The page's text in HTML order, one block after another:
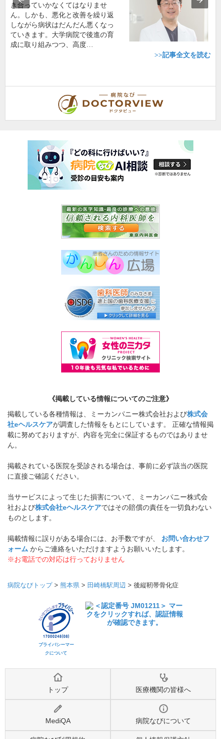
き合っていかなくてはなりませ
ん。しかも、悪化と改善を繰り返
しながら病状はだんだん悪くなっ
ていきます。大学病院で後進の育
成に取り組みつつ、高度…
>>記事全文を読む
《掲載している情報についてのご注意》
掲載している各種情報は、ミーカンパニー株式会社および株式会
社eヘルスケアが調査した情報をもとにしています。 正確な情報掲
載に努めておりますが、内容を完全に保証するものではありませ
ん。
掲載されている医院を受診される場合は、事前に必ず該当の医院
に直接ご確認ください。
当サービスによって生じた損害について、ミーカンパニー株式会
社および株式会社eヘルスケアではその賠償の責任を一切負わない
ものとします。
掲載情報に誤りがある場合には、お手数ですが、 お問い合わせフ
ォーム からご連絡をいただけますようお願いいたします。
※お電話での対応は行っておりません
病院なびトップ> 熊本県 > 田崎橋駅周辺 > 後縦靭帯骨化症
プライバシーマー
クについて
トップ 医療機関の皆様へ
MediQA 病院なびについて